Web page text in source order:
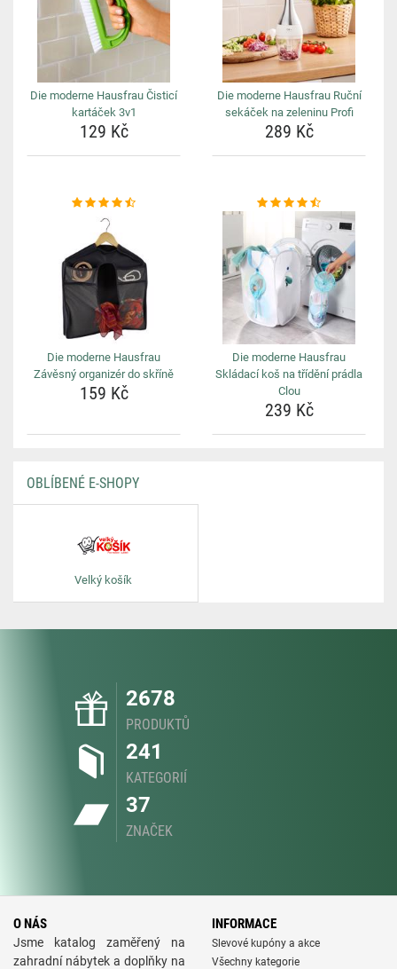
Die moderne Hausfrau Čisticí
kartáček 3v1
129 Kč
Die moderne Hausfrau Ruční
sekáček na zeleninu Profi
289 Kč
Die moderne Hausfrau
Závěsný organizér do skříně
159 Kč
Die moderne Hausfrau
Skládací koš na třídění prádla
Clou
239 Kč
OBLÍBENÉ E-SHOPY
Velký košík
2678
PRODUKTŮ
241
KATEGORIÍ
37
ZNAČEK
O NÁS
Jsme katalog zaměřený na
zahradní nábytek a doplňky na
INFORMACE
Slevové kupóny a akce
Všechny kategorie